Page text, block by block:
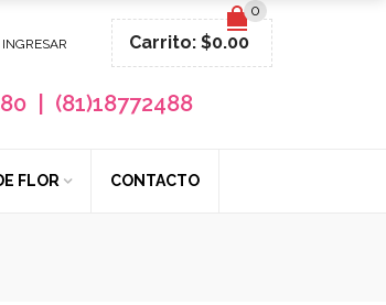
0
Carrito: $0.00
INGRESAR
| (81)18772488
FLOR CONTACTO